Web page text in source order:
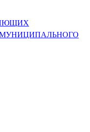
МУНИЦИПАЛЬНОГО